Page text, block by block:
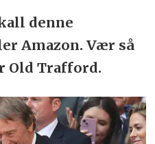
denne
Amazon. Vær så
Old Trafford.